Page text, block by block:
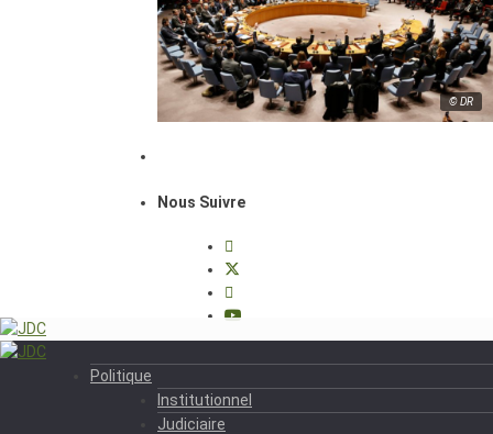
© DR
Nous Suivre
Politique
Institutionnel
Judiciaire